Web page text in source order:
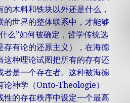
的木料和铁块以外还是什么，
的世界的整体联系中，才能够
么”如何被确定，哲学传统选
存有论的还原主义），在海德
这种理论试图把所有的存有还
者是一个存在者。这种被海德
论神学（Onto-Theologie）
性的存在秩序中设定一个最高